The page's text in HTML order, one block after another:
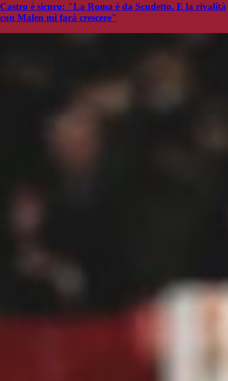
Castro è sicuro: "La Roma è da Scudetto. E la rivalità
con Malen mi farà crescere"